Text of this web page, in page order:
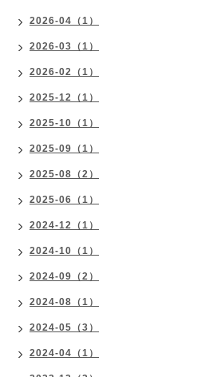
2026-04（1）
2026-03（1）
2026-02（1）
2025-12（1）
2025-10（1）
2025-09（1）
2025-08（2）
2025-06（1）
2024-12（1）
2024-10（1）
2024-09（2）
2024-08（1）
2024-05（3）
2024-04（1）